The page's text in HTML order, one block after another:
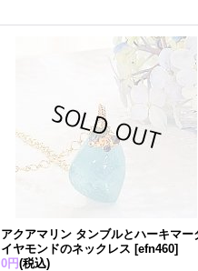
アクアマリン タンブルとハーキマー
イヤモンドのネックレス [efn460]
0円(税込)